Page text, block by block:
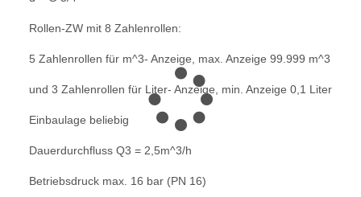
Rollen-ZW mit 8 Zahlenrollen:
5 Zahlenrollen für m^3- Anzeige, max. Anzeige 99.999 m^3
und 3 Zahlenrollen für Liter- Anzeige, min. Anzeige 0,1 Liter
Einbaulage beliebig
Dauerdurchfluss Q3 = 2,5m^3/h
Betriebsdruck max. 16 bar (PN 16)